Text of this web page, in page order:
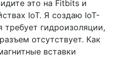
это на Fitbits и
IoT. Я создаю IoT-
требует гидроизоляции,
отсутствует. Как
вставки